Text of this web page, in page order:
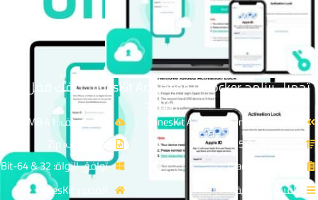
تحميل برنامج TunesKit Activation Unlocker | لفك قفل اى
كلاود
الاسم: TunesKit Activation Unlocker
القسم: الحماية
حجم الملف: 41 MB
نوع الملف: Zip
توافق النواة: 32 & 64-Bit